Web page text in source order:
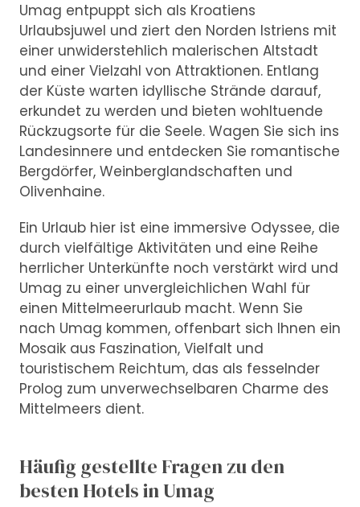
Umag entpuppt sich als Kroatiens
Urlaubsjuwel und ziert den Norden Istriens mit
einer unwiderstehlich malerischen Altstadt
und einer Vielzahl von Attraktionen. Entlang
der Küste warten idyllische Strände darauf,
erkundet zu werden und bieten wohltuende
Rückzugsorte für die Seele. Wagen Sie sich ins
Landesinnere und entdecken Sie romantische
Bergdörfer, Weinberglandschaften und
Olivenhaine.
Ein Urlaub hier ist eine immersive Odyssee, die
durch vielfältige Aktivitäten und eine Reihe
herrlicher Unterkünfte noch verstärkt wird und
Umag zu einer unvergleichlichen Wahl für
einen Mittelmeerurlaub macht. Wenn Sie
nach Umag kommen, offenbart sich Ihnen ein
Mosaik aus Faszination, Vielfalt und
touristischem Reichtum, das als fesselnder
Prolog zum unverwechselbaren Charme des
Mittelmeers dient.
Häufig gestellte Fragen zu den
besten Hotels in Umag